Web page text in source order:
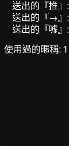
送出的『推』
送出的『→』:
送出的『噓』
使用過的暱稱: 1